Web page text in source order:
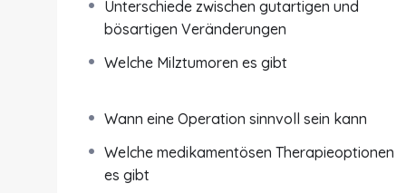
Organs so unterschiedliche Auswirkungen
Milzerkrankungen auftreten können und
Dabei gehen wir auch auf Unterschiede
Krankheitsverläufe teilweise deutlich
Ein zentraler Schwerpunkt des Kurses liegt auf
warum nicht jede Umfangsvermehrung
besprechen wir wichtige
Unterschiede zwischen gutartigen und
bösartigen Veränderungen
Welche Milztumoren es gibt
Wann eine Operation sinnvoll sein kann
Welche medikamentösen Therapieoptionen
es gibt